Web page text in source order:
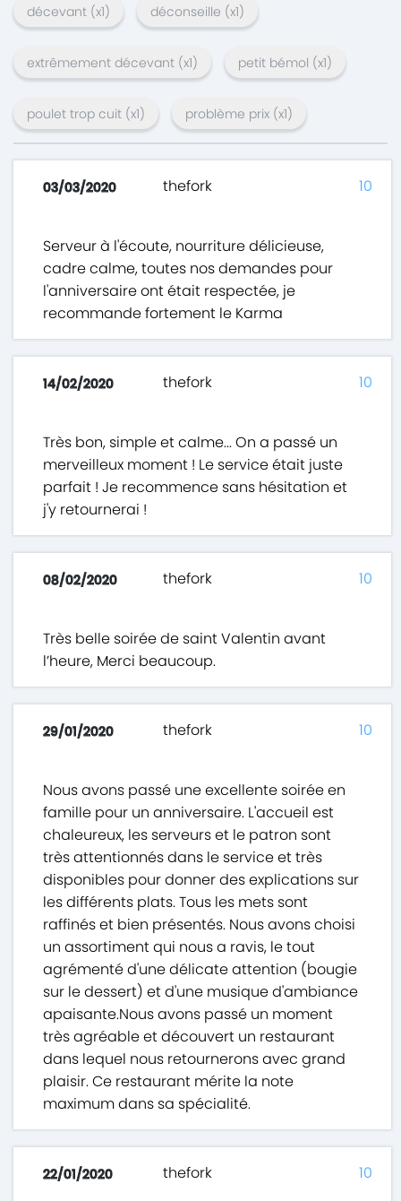
décevant (x1) déconseille (x1)
extrêmement décevant (x1) petit bémol (x1)
poulet trop cuit (x1) problème prix (x1)
03/03/2020 thefork
Serveur à l'écoute, nourriture délicieuse,
cadre calme, toutes nos demandes pour
l'anniversaire ont était respectée, je
recommande fortement le Karma
10
14/02/2020 thefork
Très bon, simple et calme... On a passé un
merveilleux moment ! Le service était juste
parfait ! Je recommence sans hésitation et
j'y retournerai !
10
08/02/2020 thefork
Très belle soirée de saint Valentin avant
l’heure, Merci beaucoup.
10
29/01/2020 thefork
Nous avons passé une excellente soirée en
famille pour un anniversaire. L'accueil est
chaleureux, les serveurs et le patron sont
très attentionnés dans le service et très
disponibles pour donner des explications sur
les différents plats. Tous les mets sont
raffinés et bien présentés. Nous avons choisi
un assortiment qui nous a ravis, le tout
agrémenté d'une délicate attention (bougie
sur le dessert) et d'une musique d'ambiance
apaisante.Nous avons passé un moment
très agréable et découvert un restaurant
dans lequel nous retournerons avec grand
plaisir. Ce restaurant mérite la note
maximum dans sa spécialité.
10
22/01/2020 thefork 10